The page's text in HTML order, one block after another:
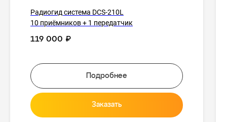
Радиогид система DCS-210L
10 приёмников + 1 передатчик
119 000 ₽
Подробнее
Заказать